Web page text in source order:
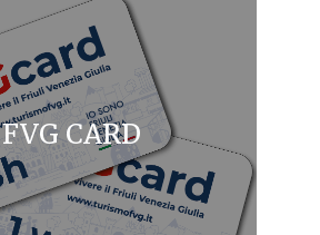
FVG CARD